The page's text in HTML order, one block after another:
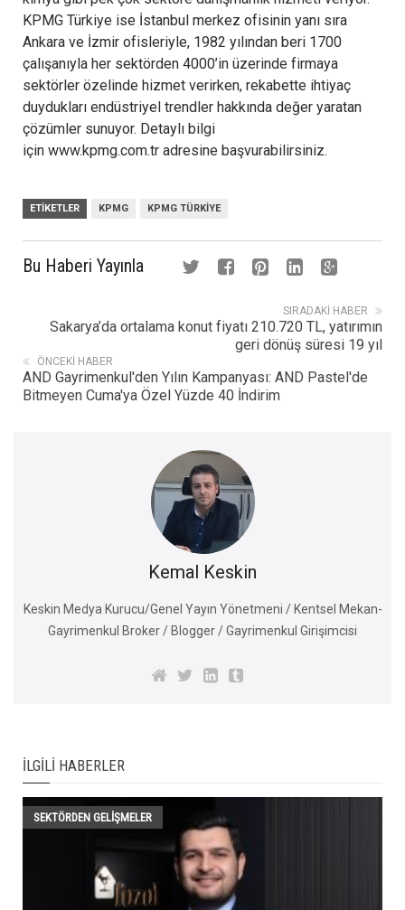
KPMG Türkiye ise İstanbul merkez ofisinin yanı sıra
Ankara ve İzmir ofisleriyle, 1982 yılından beri 1700
çalışanıyla her sektörden 4000’in üzerinde firmaya
sektörler özelinde hizmet verirken, rekabette ihtiyaç
duydukları endüstriyel trendler hakkında değer yaratan
çözümler sunuyor. Detaylı bilgi
için www.kpmg.com.tr adresine başvurabilirsiniz.
ETIKETLER KPMG KPMG TÜRKIYE
Bu Haberi Yayınla
SIRADAKI HABER
Sakarya’da ortalama konut fiyatı 210.720 TL, yatırımın
geri dönüş süresi 19 yıl
ÖNCEKI HABER
AND Gayrimenkul'den Yılın Kampanyası: AND Pastel'de
Bitmeyen Cuma'ya Özel Yüzde 40 İndirim
Kemal Keskin
Keskin Medya Kurucu/Genel Yayın Yönetmeni / Kentsel Mekan-
Gayrimenkul Broker / Blogger / Gayrimenkul Girişimcisi
İLGILI HABERLER
SEKTÖRDEN GELIŞMELER